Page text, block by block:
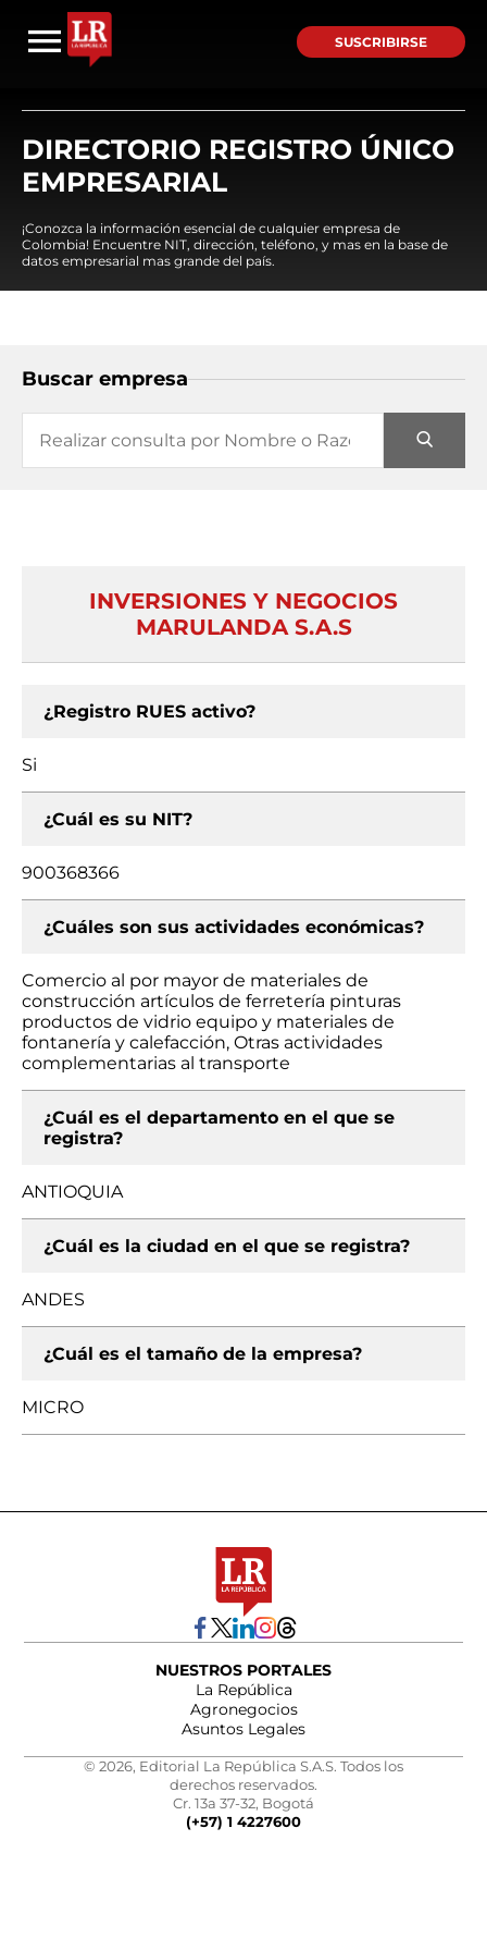
SUSCRIBIRSE
DIRECTORIO REGISTRO ÚNICO
EMPRESARIAL
¡Conozca la información esencial de cualquier empresa de
Colombia! Encuentre NIT, dirección, teléfono, y mas en la base de
datos empresarial mas grande del país.
Buscar empresa
INVERSIONES Y NEGOCIOS
MARULANDA S.A.S
¿Registro RUES activo?
Si
¿Cuál es su NIT?
900368366
¿Cuáles son sus actividades económicas?
Comercio al por mayor de materiales de
construcción artículos de ferretería pinturas
productos de vidrio equipo y materiales de
fontanería y calefacción, Otras actividades
complementarias al transporte
¿Cuál es el departamento en el que se
registra?
ANTIOQUIA
¿Cuál es la ciudad en el que se registra?
ANDES
¿Cuál es el tamaño de la empresa?
MICRO
NUESTROS PORTALES
La República
Agronegocios
Asuntos Legales
© 2026, Editorial La República S.A.S. Todos los
derechos reservados.
Cr. 13a 37-32, Bogotá
(+57) 1 4227600